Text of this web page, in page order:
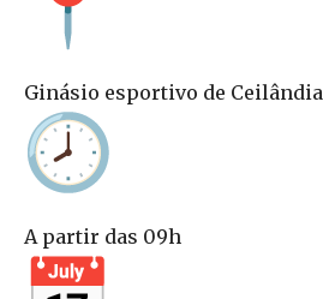
Ginásio esportivo de Ceilândia
A partir das 09h